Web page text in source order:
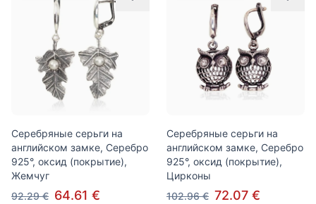
Серебряные серьги на
английском замке, Серебро
925°, оксид (покрытие),
Жемчуг
92.29 € 64.61 €
Серебряные серьги на
английском замке, Серебро
925°, оксид (покрытие),
Цирконы
102.96 € 72.07 €